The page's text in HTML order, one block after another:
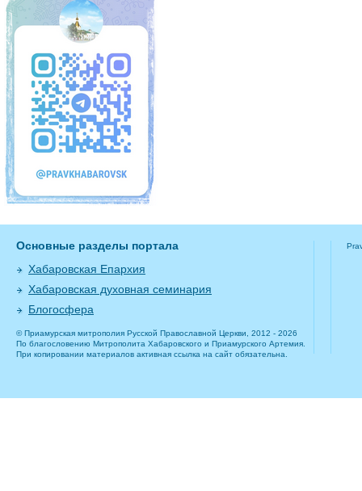
Основные разделы портала
Хабаровская Епархия
Хабаровская духовная семинария
Блогосфера
© Приамурская митрополия Русской Православной Церкви, 2012 - 2026
По благословению Митрополита Хабаровского и Приамурского Артемия.
При копировании материалов активная ссылка на сайт обязательна.